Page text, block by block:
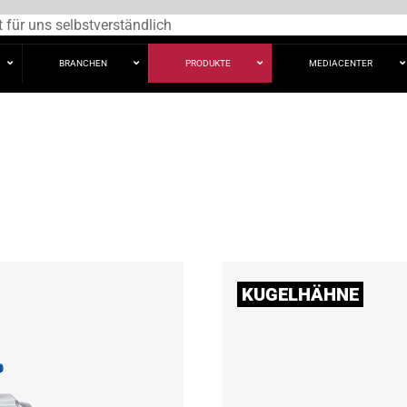
BRANCHEN PRODUKTE MEDIACENTER
für uns selbstverständlich
TAKTSCHLEUSEN
KUGELHÄHNE